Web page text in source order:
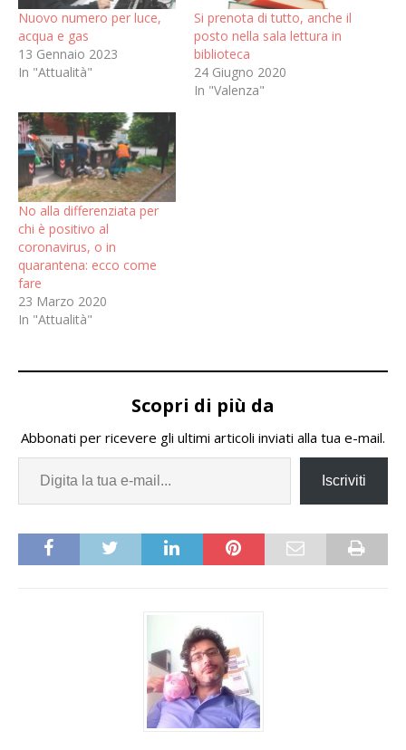
Nuovo numero per luce,
acqua e gas
13 Gennaio 2023
In "Attualità"
Si prenota di tutto, anche il
posto nella sala lettura in
biblioteca
24 Giugno 2020
In "Valenza"
No alla differenziata per
chi è positivo al
coronavirus, o in
quarantena: ecco come
fare
23 Marzo 2020
In "Attualità"
Scopri di più da
Abbonati per ricevere gli ultimi articoli inviati alla tua e-mail.
Iscriviti